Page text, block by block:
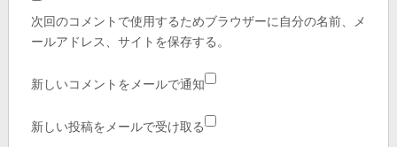
次回のコメントで使用するためブラウザーに自分の名前、メ
ールアドレス、サイトを保存する。
新しいコメントをメールで通知
新しい投稿をメールで受け取る